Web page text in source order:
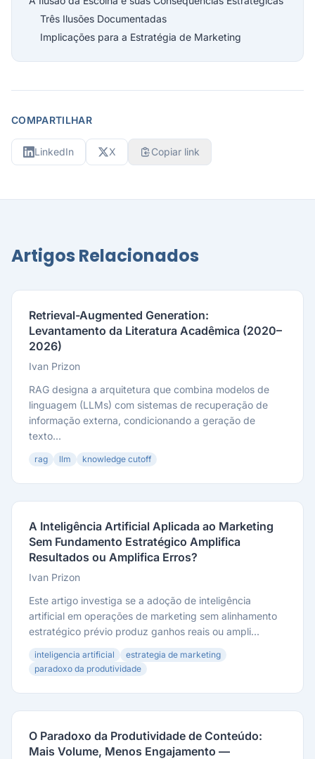
Três Ilusões Documentadas
Implicações para a Estratégia de Marketing
COMPARTILHAR
LinkedIn X Copiar link
Artigos Relacionados
Retrieval-Augmented Generation:
Levantamento da Literatura Acadêmica (2020–
2026)
Ivan Prizon
RAG designa a arquitetura que combina modelos de
linguagem (LLMs) com sistemas de recuperação de
informação externa, condicionando a geração de
texto...
rag llm knowledge cutoff
A Inteligência Artificial Aplicada ao Marketing
Sem Fundamento Estratégico Amplifica
Resultados ou Amplifica Erros?
Ivan Prizon
Este artigo investiga se a adoção de inteligência
artificial em operações de marketing sem alinhamento
estratégico prévio produz ganhos reais ou ampli...
inteligencia artificial
estrategia de marketing
paradoxo da produtividade
O Paradoxo da Produtividade de Conteúdo:
Mais Volume, Menos Engajamento —